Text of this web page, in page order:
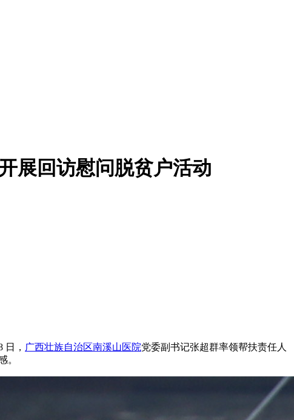
展回访慰问脱贫户活动
， 广西壮族自治区南溪山医院党委副书记张超群率领帮扶责任人
。